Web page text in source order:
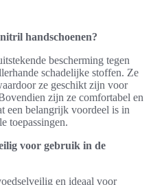
handschoenen?
bescherming tegen
schadelijke stoffen. Ze
ze geschikt zijn voor
zijn ze comfortabel en
een belangrijk voordeel is in
toepassingen.
voor gebruik in de
en ideaal voor